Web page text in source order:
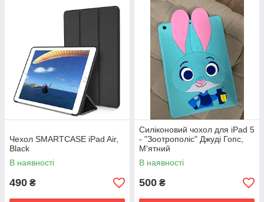
Чехол SMARTCASE iPad Air,
Black
В наявності
490 ₴
Силіконовий чохол для iPad 5
- "Зоотрополіс" Джуді Гопс,
М'ятний
В наявності
500 ₴